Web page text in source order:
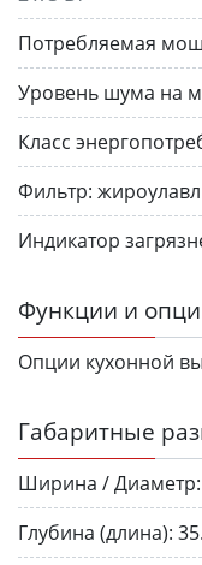
Потребляемая
Уровень шума на
Класс
Фильтр:
Индикатор
Функции и
Опции кухонной
Габаритные
Ширина / Диаметр:
Глубина (длина):